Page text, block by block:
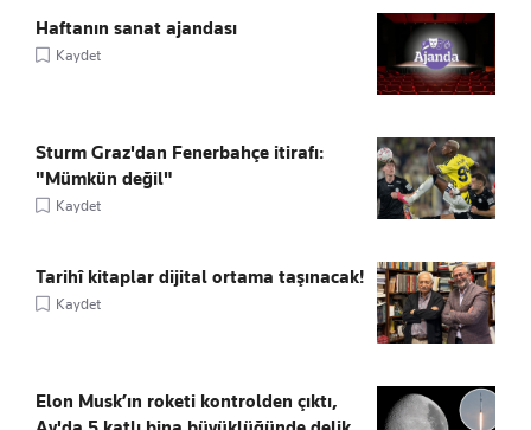
Haftanın sanat ajandası
Kaydet
Sturm Graz'dan Fenerbahçe itirafı:
"Mümkün değil"
Kaydet
Tarihî kitaplar dijital ortama taşınacak!
Kaydet
Elon Musk’ın roketi kontrolden çıktı,